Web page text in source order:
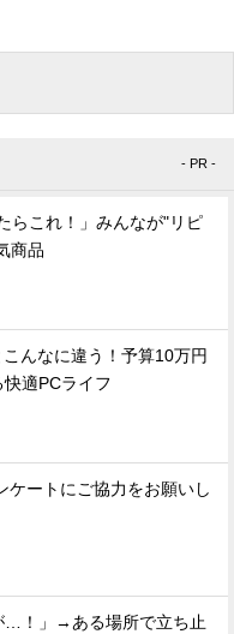
- PR -
らこれ！」みんなが"リピ
商品
こんなに違う！予算10万円
適PCライフ
ケートにご協力をお願いし
…！」→ある場所で立ち止